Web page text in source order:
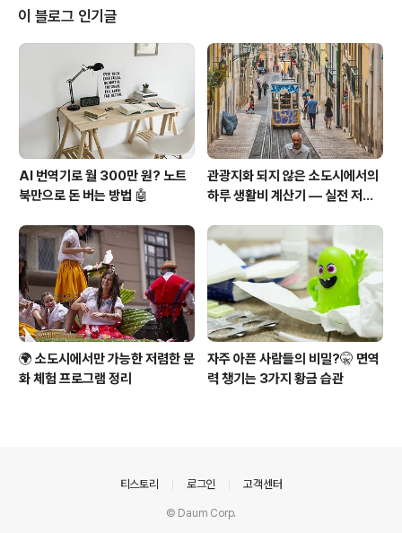
EM 3단계)가 20대 대비 최대 40% 감소하기 때문에, 환
경 최적화가 필수입니다. 색채 설계의 역할벽과 침구 색상
이 차분한 블루·라벤더·베이지 계열일 때, 뇌의 시각 피질이
안정되어 알파파와 세타파가 균형을 이루고, 이는 심박수·
호흡수 감소로 이어집니다. 반대로 강렬한 레드·네온 컬러
이 블로그 인기글
AI 번역기로 월 300만 원? 노트
북만으로 돈 버는 방법 🤖
관광지화 되지 않은 소도시에서의
하루 생활비 계산기 — 실전 저비
🌍 소도시에서만 가능한 저렴한 문
화 체험 프로그램 정리
자주 아픈 사람들의 비밀?🤫 면역
력 챙기는 3가지 황금 습관
티스토리 로그인 고객센터
© Daum Corp.